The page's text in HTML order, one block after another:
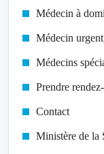
Médecin à
Médecin
Médecins
Prendre
Contact
Ministère de la